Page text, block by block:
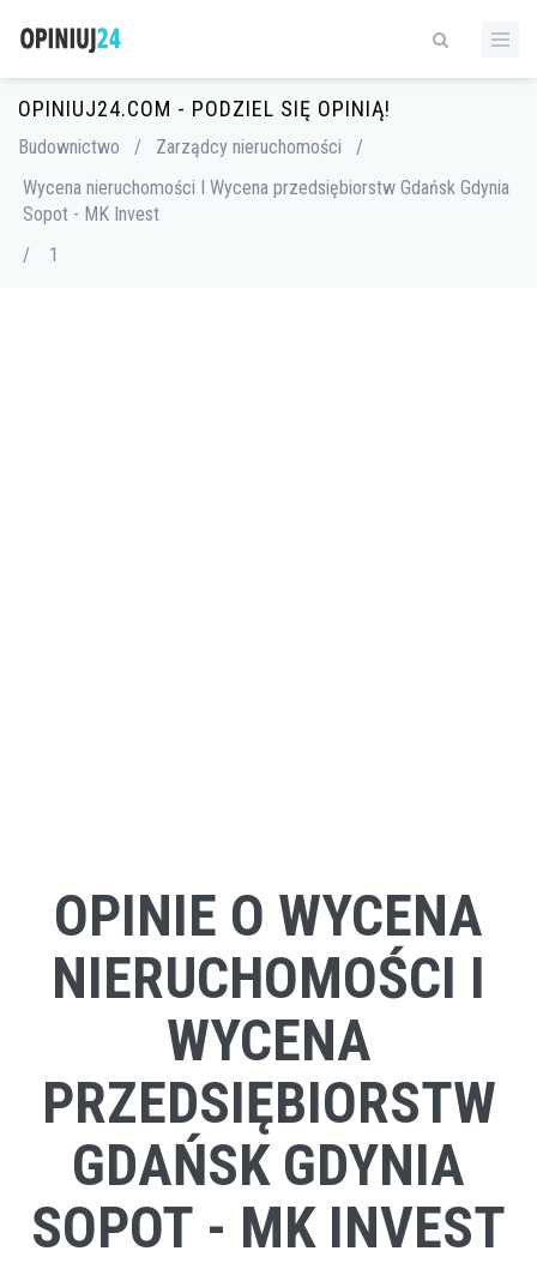
OPINIUJ24.COM - PODZIEL SIĘ OPINIĄ!
Budownictwo / Zarządcy nieruchomości
/
Wycena nieruchomości I Wycena przedsiębiorstw Gdańsk Gdynia
Sopot - MK Invest
/
1
OPINIE O WYCENA
NIERUCHOMOŚCI I
WYCENA
PRZEDSIĘBIORSTW
GDAŃSK GDYNIA
SOPOT - MK INVEST